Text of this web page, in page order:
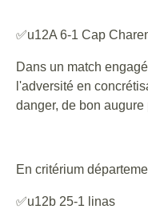
✅u12A 6-1 Cap
Dans un match
l'adversité en
danger, de bon augure
En critérium
✅u12b 25-1 linas